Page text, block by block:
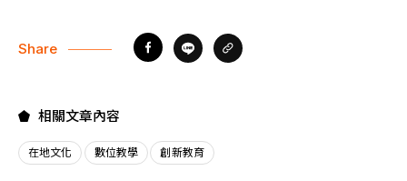
Share
相關文章內容
在地文化 數位教學 創新教育